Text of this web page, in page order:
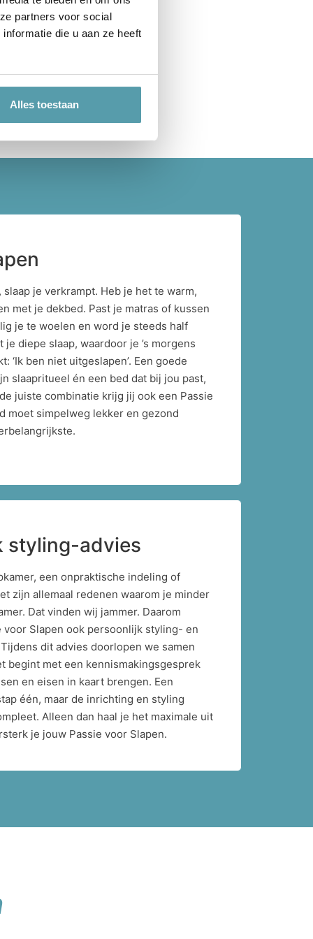
partners voor social
die u aan ze heeft
Alles toestaan
je verkrampt. Heb je het te warm,
met je dekbed. Past je matras of kussen
je te woelen en word je steeds half
diepe slaap, waardoor je ’s morgens
‘Ik ben niet uitgeslapen’. Een goede
slaapritueel én een bed dat bij jou past,
juiste combinatie krijg jij ook een Passie
moet simpelweg lekker en gezond
styling-advies
een onpraktische indeling of
zijn allemaal redenen waarom je minder
Dat vinden wij jammer. Daarom
voor Slapen ook persoonlijk styling- en
dit advies doorlopen we samen
begint met een kennismakingsgesprek
en eisen in kaart brengen. Een
één, maar de inrichting en styling
Alleen dan haal je het maximale uit
je jouw Passie voor Slapen.